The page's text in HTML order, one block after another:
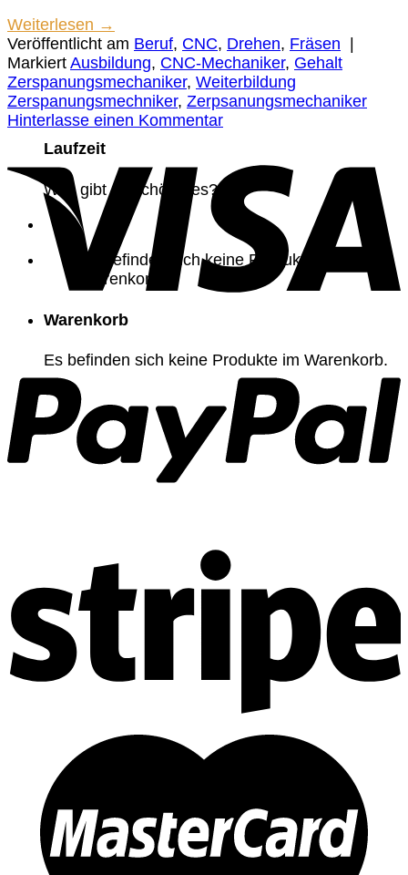
Laufzeit
Was gibt es schöneres?
Es befinden sich keine Produkte im
Warenkorb.
Warenkorb
Es befinden sich keine Produkte im Warenkorb.
Weiterlesen →
Veröffentlicht am Beruf, CNC, Drehen, Fräsen |
Markiert Ausbildung, CNC-Mechaniker, Gehalt
Zerspanungsmechaniker, Weiterbildung
Zerspanungsmechniker, Zerpsanungsmechaniker
Hinterlasse einen Kommentar